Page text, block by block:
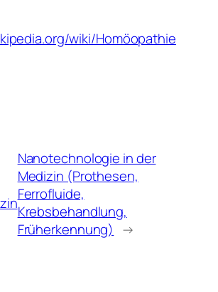
wiki/Homöopathie
Nanotechnologie in der
Medizin (Prothesen,
Ferrofluide,
Krebsbehandlung,
Früherkennung) →